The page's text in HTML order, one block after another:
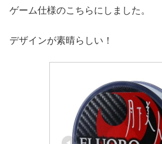
ゲーム仕様のこちらにしました。
デザインが素晴らしい！